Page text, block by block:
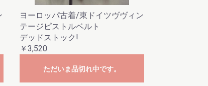
ヨーロッパ古着/東ドイツヴヴィン
テージピストルベルト
デッドストック!
￥3,520
ただいま品切れ中です。